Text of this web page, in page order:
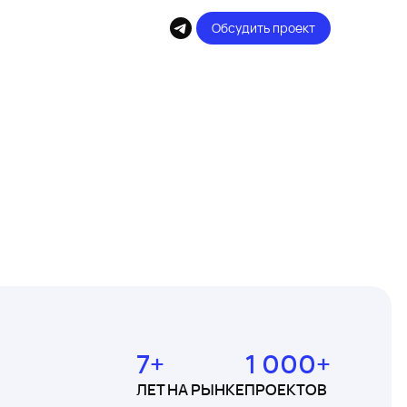
Обсудить проект
7+
ЛЕТ НА РЫНКЕ
1 000+
ПРОЕКТОВ